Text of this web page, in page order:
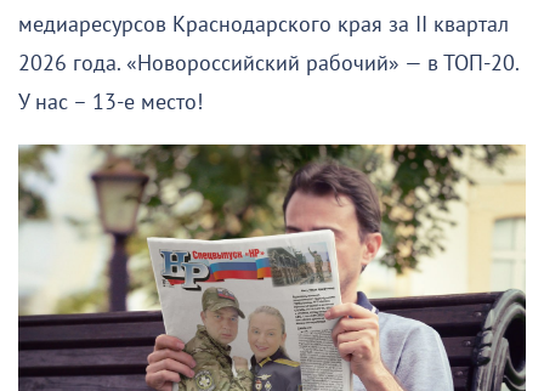
медиаресурсов Краснодарского края за II квартал
2026 года. «Новороссийский рабочий» — в ТОП-20.
У нас – 13-е место!